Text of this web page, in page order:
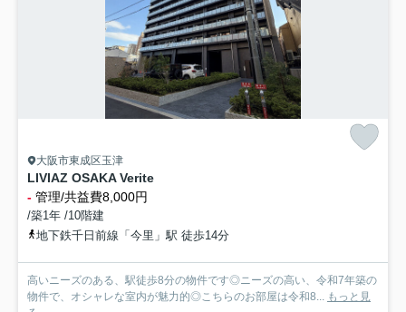
大阪市東成区玉津
LIVIAZ OSAKA Verite
- 管理/共益費8,000円
/築1年 /10階建
地下鉄千日前線「今里」駅 徒歩14分
高いニーズのある、駅徒歩8分の物件です◎ニーズの高い、令和7年築の
物件で、オシャレな室内が魅力的◎こちらのお部屋は令和8... もっと見